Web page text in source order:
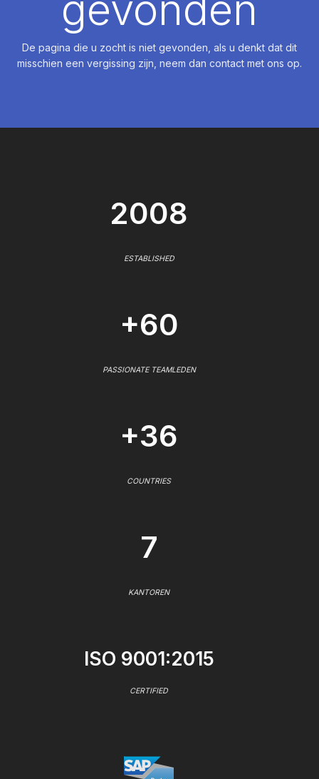
De pagina die u zocht is niet gevonden, als u denkt dat dit
misschien een vergissing zijn, neem dan contact met ons op.
2008
ESTABLISHED
+60
PASSIONATE TEAMLEDEN
+36
COUNTRIES
7
KANTOREN
ISO 9001:2015
CERTIFIED